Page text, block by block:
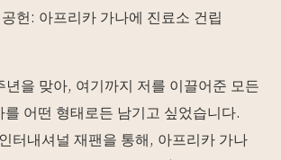
공헌: 아프리카 가나에 진료소 건립
년을 맞아, 여기까지 저를 이끌어준 모든
어떤 형태로든 남기고 싶었습니다.
터내셔널 재팬을 통해, 아프리카 가나